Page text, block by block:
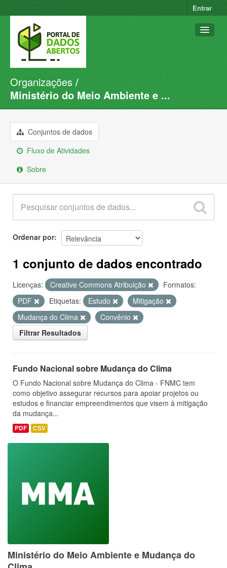
Entrar
Conjuntos de dados
Organizações
Sobre
Organizações
Ministério do Meio Ambiente e ...
Conjuntos de dados
Fluxo de Atividades
Sobre
Ordenar por
1 conjunto de dados encontrado
Licenças: Creative Commons Atribuição
Formatos:
PDF
Etiquetas: Estudo
Mitigação
Mudança do Clima
Convênio
Filtrar Resultados
Fundo Nacional sobre Mudança do Clima
O Fundo Nacional sobre Mudança do Clima - FNMC tem
como objetivo assegurar recursos para apoiar projetos ou
estudos e financiar empreendimentos que visem à mitigação
da mudança...
PDF CSV
Ministério do Meio Ambiente e Mudança do